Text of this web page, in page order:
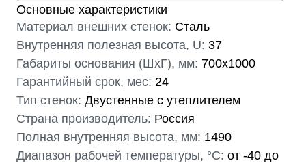
Основные характеристики
Материал внешних стенок: Сталь
Внутренняя полезная высота, U: 37
Габариты основания (ШxГ), мм: 700x1000
Гарантийный срок, мес: 24
Тип стенок: Двустенные с утеплителем
Страна производитель: Россия
Полная внутренняя высота, мм: 1490
Диапазон рабочей температуры, °С: от -40 до